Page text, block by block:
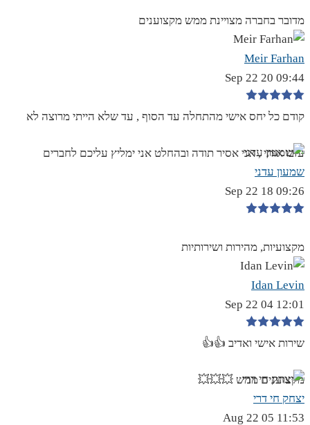
מדובר בחברה מצויינת ממש מקצוענים
Meir Farhan
09:44 20 Sep 22
קודם כל יחס אישי מהתחלה עד הסוף , עד שלא הייתי מרוצה לא
עזבו אותי , אני אסיר תודה ובהחלט אני ימליץ עליכם לחברים
שמעון עדני
09:26 18 Sep 22
מקצועיות, מהירות ושירותיות
Idan Levin
12:01 04 Sep 22
שירות אישי ואדיב 👍👍
מקצוענים ממש 💥💥💥
יצחק חי דרי
11:53 05 Aug 22